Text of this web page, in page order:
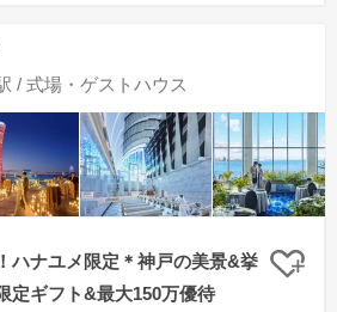
/ 式場・ゲストハウス
ハナユメ限定＊神戸の美景&挙
定ギフト&最大150万優待
クリ